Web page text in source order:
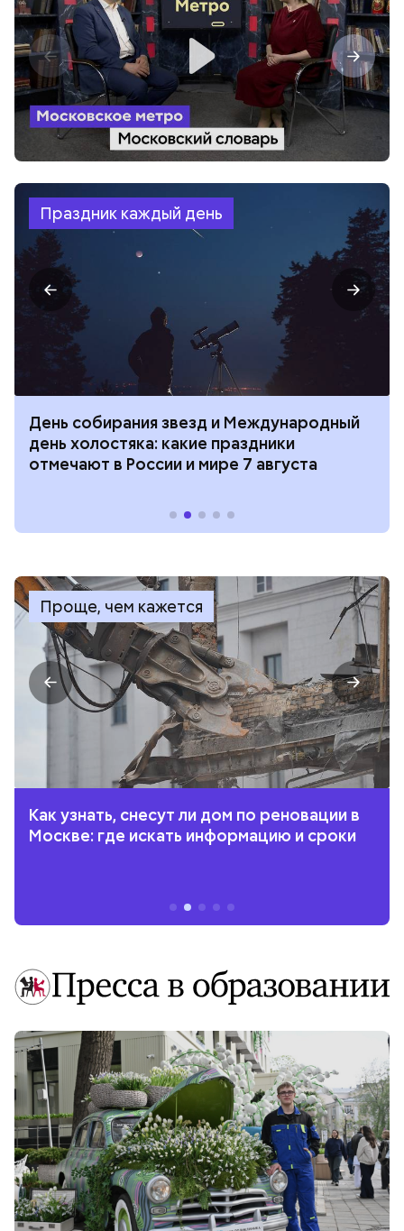
Праздник каждый день
День собирания звезд и Международный
день холостяка: какие праздники
отмечают в России и мире 7 августа
Проще, чем кажется
Как узнать, снесут ли дом по реновации в
Москве: где искать информацию и сроки